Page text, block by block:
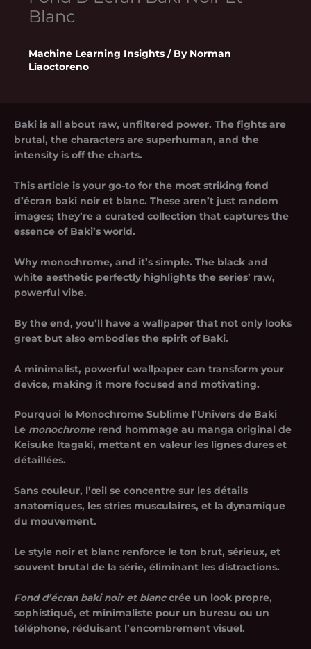
Blanc
Machine Learning Insights / By Norman
Liaoctoreno
Baki is all about raw, unfiltered power. The fights are
brutal, the characters are superhuman, and the
intensity is off the charts.
This article is your go-to for the most striking fond
d’écran baki noir et blanc. These aren’t just random
images; they’re a curated collection that captures the
essence of Baki’s world.
Why monochrome, and it’s simple. The black and
white aesthetic perfectly highlights the series’ raw,
powerful vibe.
By the end, you’ll have a wallpaper that not only looks
great but also embodies the spirit of Baki.
A minimalist, powerful wallpaper can transform your
device, making it more focused and motivating.
Pourquoi le Monochrome Sublime l’Univers de Baki
Le monochromerend hommage au manga original de
Keisuke Itagaki, mettant en valeur les lignes dures et
détaillées.
Sans couleur, l’œil se concentre sur les détails
anatomiques, les stries musculaires, et la dynamique
du mouvement.
Le style noir et blanc renforce le ton brut, sérieux, et
souvent brutal de la série, éliminant les distractions.
Fond d’écran baki noir et blanccrée un look propre,
sophistiqué, et minimaliste pour un bureau ou un
téléphone, réduisant l’encombrement visuel.